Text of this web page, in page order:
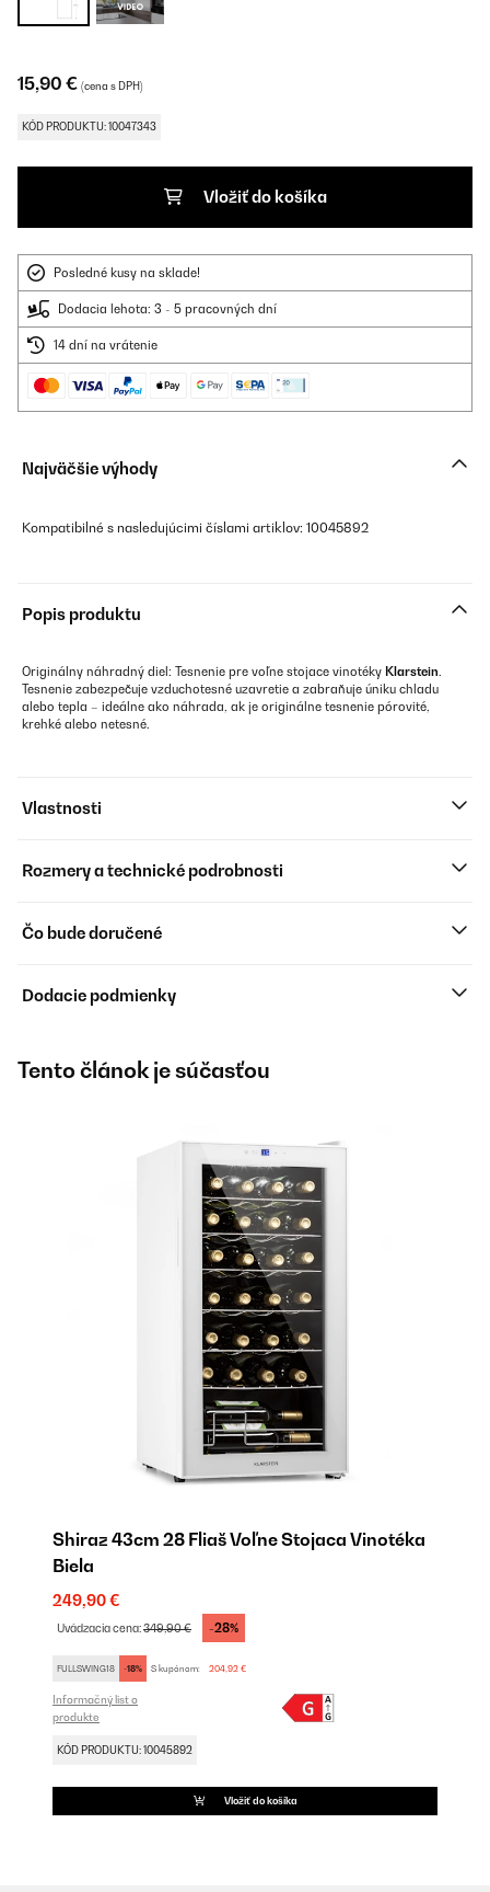
15,90 € (cena s DPH)
KÓD PRODUKTU: 10047343
Vložiť do košíka
Posledné kusy na sklade!
Dodacia lehota: 3 - 5 pracovných dní
14 dní na vrátenie
Najväčšie výhody
Kompatibilné s nasledujúcimi číslami artiklov: 10045892
Popis produktu
Originálny náhradný diel: Tesnenie pre voľne stojace vinotéky Klarstein.
Tesnenie zabezpečuje vzduchotesné uzavretie a zabraňuje úniku chladu
alebo tepla – ideálne ako náhrada, ak je originálne tesnenie pórovité,
krehké alebo netesné.
Vlastnosti
Rozmery a technické podrobnosti
Čo bude doručené
Dodacie podmienky
Tento článok je súčasťou
Shiraz 43cm 28 Fliaš Voľne Stojaca Vinotéka
Biela
249,90 €
Uvádzacia cena:349,90 € -28%
FULLSWING18 -18% S kupónom: 204,92 €
Informačný list o
produkte
KÓD PRODUKTU: 10045892
Vložiť do košíka